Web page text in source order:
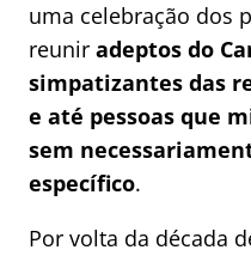
uma celebração dos
reunir adeptos do
simpatizantes das
e até pessoas que
sem
específico.
Por volta da década